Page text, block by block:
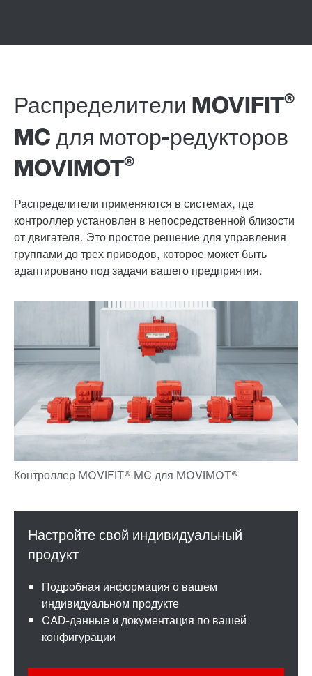
Распределители MOVIFIT®
MC для мотор-редукторов
MOVIMOT®
Распределители применяются в системах, где
контроллер установлен в непосредственной близости
от двигателя. Это простое решение для управления
группами до трех приводов, которое может быть
адаптировано под задачи вашего предприятия.
Подробная информация о вашем
индивидуальном продукте
CAD-данные и документация по вашей
конфигурации